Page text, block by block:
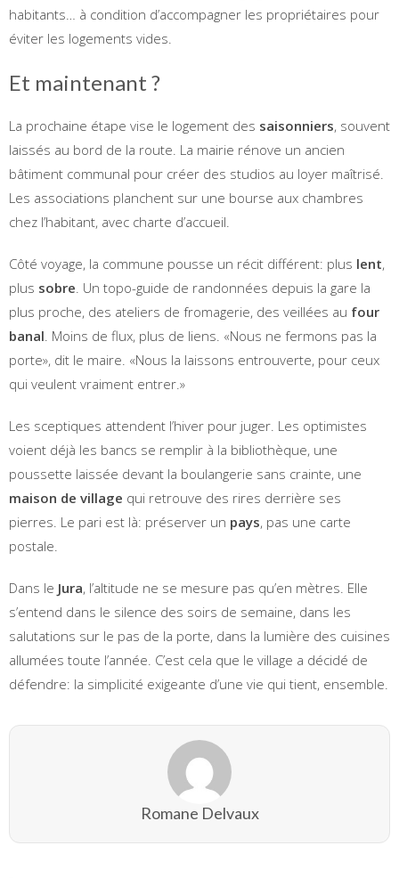
habitants… à condition d’accompagner les propriétaires pour
éviter les logements vides.
Et maintenant ?
La prochaine étape vise le logement des saisonniers, souvent
laissés au bord de la route. La mairie rénove un ancien
bâtiment communal pour créer des studios au loyer maîtrisé.
Les associations planchent sur une bourse aux chambres
chez l’habitant, avec charte d’accueil.
Côté voyage, la commune pousse un récit différent: plus lent,
plus sobre . Un topo-guide de randonnées depuis la gare la
plus proche, des ateliers de fromagerie, des veillées au four
banal . Moins de flux, plus de liens. «Nous ne fermons pas la
porte», dit le maire. «Nous la laissons entrouverte, pour ceux
qui veulent vraiment entrer.»
Les sceptiques attendent l’hiver pour juger. Les optimistes
voient déjà les bancs se remplir à la bibliothèque, une
poussette laissée devant la boulangerie sans crainte, une
maison de village qui retrouve des rires derrière ses
pierres. Le pari est là: préserver un pays, pas une carte
postale.
Dans le Jura, l’altitude ne se mesure pas qu’en mètres. Elle
s’entend dans le silence des soirs de semaine, dans les
salutations sur le pas de la porte, dans la lumière des cuisines
allumées toute l’année. C’est cela que le village a décidé de
défendre: la simplicité exigeante d’une vie qui tient, ensemble.
Romane Delvaux